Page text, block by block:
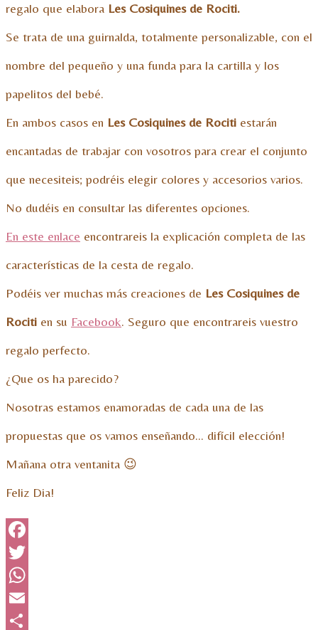
regalo que elabora Les Cosiquines de Rociti.
Se trata de una guirnalda, totalmente personalizable, con el
nombre del pequeño y una funda para la cartilla y los
papelitos del bebé.
En ambos casos en Les Cosiquines de Rociti estarán
encantadas de trabajar con vosotros para crear el conjunto
que necesiteis; podréis elegir colores y accesorios varios.
No dudéis en consultar las diferentes opciones.
En este enlace encontrareis la explicación completa de las
características de la cesta de regalo.
Podéis ver muchas más creaciones de Les Cosiquines de
Rociti en su Facebook. Seguro que encontrareis vuestro
regalo perfecto.
¿Que os ha parecido?
Nosotras estamos enamoradas de cada una de las
propuestas que os vamos enseñando… difícil elección!
Mañana otra ventanita 😉
Feliz Dia!
Facebook
Twitter
WhatsApp
Email